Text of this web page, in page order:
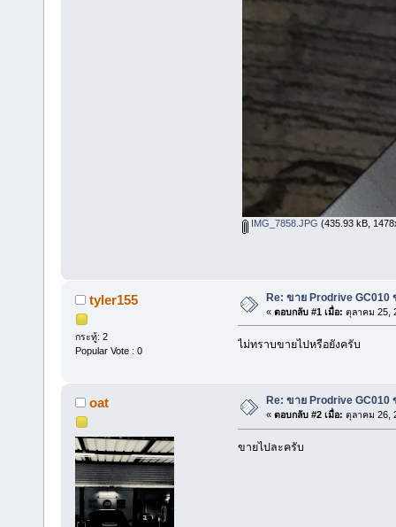
IMG_7858.JPG (435.93 kB,
tyler155
กระทู้: 2
Popular Vote : 0
Re: ขาย Prodrive GC010
« ตอบกลับ #1 เมื่อ: ตุลาคม 25,
ไม่ทราบขายไปหรือยังครับ
oat Re: ขาย Prodrive GC010
« ตอบกลับ #2 เมื่อ: ตุลาคม 26,
ขายไปละครับ